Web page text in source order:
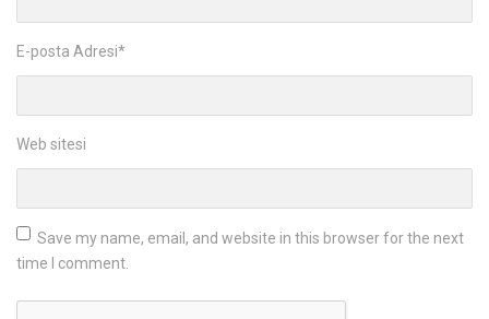
E-posta Adresi*
Web sitesi
Save my name, email, and website in this browser for the next
time I comment.